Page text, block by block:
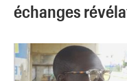
échanges